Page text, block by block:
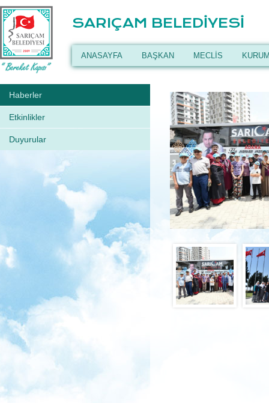
SARIÇAM BELEDİYESİ
ANASAYFA BAŞKAN MECLİS
Haberler
Etkinlikler
Duyurular